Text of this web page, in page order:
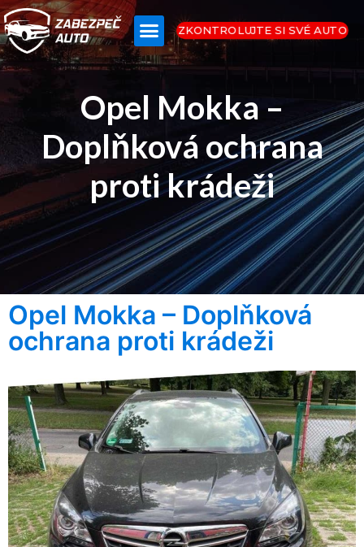
ZKONTROLUJTE SI SVÉ AUTO
Opel Mokka –
Doplňková ochrana
proti krádeži
Opel Mokka – Doplňková
ochrana proti krádeži